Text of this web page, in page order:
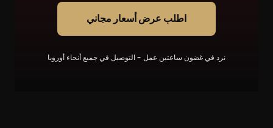
اطلب عرض أسعار مجاني
نرد في غضون ساعتين عمل - التوصيل في جميع أنحاء أوروبا